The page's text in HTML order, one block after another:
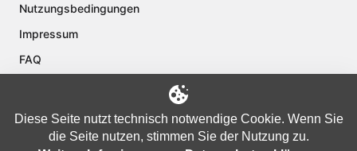
Nutzungsbedingungen
Impressum
FAQ
Diese Seite nutzt technisch notwendige Cookie. Wenn Sie
die Seite nutzen, stimmen Sie der Nutzung zu.